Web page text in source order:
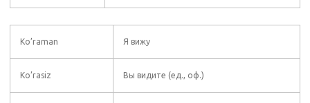
Ko’raman Я вижу
Ko’rasiz Вы видите (ед., оф.)